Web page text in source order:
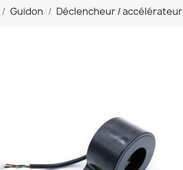
Guidon Déclencheur / accélérateur